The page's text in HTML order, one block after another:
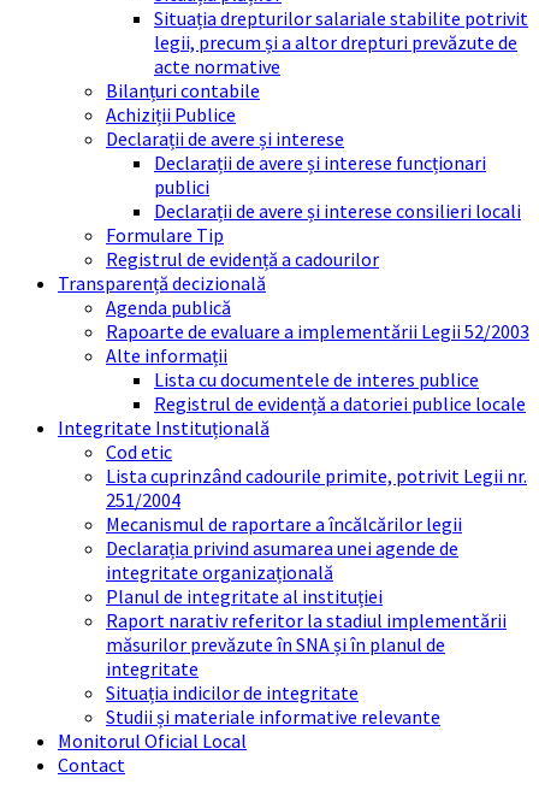
Situația drepturilor salariale stabilite potrivit
legii, precum și a altor drepturi prevăzute de
acte normative
Bilanțuri contabile
Achiziții Publice
Declarații de avere și interese
Declarații de avere și interese funcționari
publici
Declarații de avere și interese consilieri locali
Formulare Tip
Registrul de evidență a cadourilor
Transparență decizională
Agenda publică
Rapoarte de evaluare a implementării Legii 52/2003
Alte informații
Lista cu documentele de interes publice
Registrul de evidență a datoriei publice locale
Integritate Instituțională
Cod etic
Lista cuprinzând cadourile primite, potrivit Legii nr.
251/2004
Mecanismul de raportare a încălcărilor legii
Declarația privind asumarea unei agende de
integritate organizațională
Planul de integritate al instituției
Raport narativ referitor la stadiul implementării
măsurilor prevăzute în SNA și în planul de
integritate
Situația indicilor de integritate
Studii și materiale informative relevante
Monitorul Oficial Local
Contact